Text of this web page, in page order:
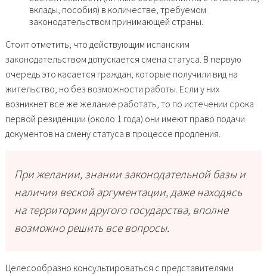
вклады, пособия) в количестве, требуемом
законодательством принимающей страны.
Стоит отметить, что действующим испанским
законодательством допускается смена статуса. В первую
очередь это касается граждан, которые получили вид на
жительство, но без возможности работы. Если у них
возникнет все же желание работать, то по истечении срока
первой резиденции (около 1 года) они имеют право подачи
документов на смену статуса в процессе продления.
При желании, знании законодательной базы и
наличии веской аргументации, даже находясь
на территории другого государства, вполне
возможно решить все вопросы.
Целесообразно консультироваться с представителями